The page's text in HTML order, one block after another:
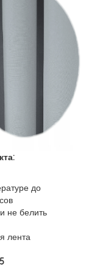
до
не белить
лента